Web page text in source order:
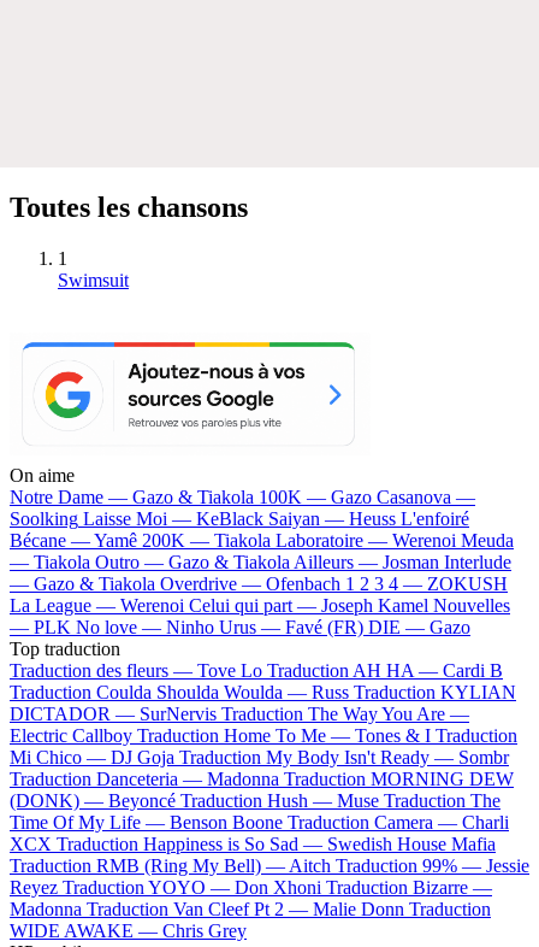
Toutes les chansons
1
Swimsuit
On aime
Notre Dame — Gazo & Tiakola 100K — Gazo Casanova —
Soolking Laisse Moi — KeBlack Saiyan — Heuss L'enfoiré
Bécane —Yamê 200K — Tiakola Laboratoire — Werenoi Meuda
— Tiakola Outro — Gazo & Tiakola Ailleurs — Josman Interlude
— Gazo & Tiakola Overdrive — Ofenbach 1 2 3 4 — ZOKUSH
La League — Werenoi Celui qui part — Joseph Kamel Nouvelles
— PLK No love — Ninho Urus — Favé (FR) DIE — Gazo
Top traduction
Traduction des fleurs — Tove Lo Traduction AH HA — Cardi B
Traduction Coulda Shoulda Woulda — Russ Traduction KYLIAN
DICTADOR — SurNervis Traduction The Way You Are —
Electric Callboy Traduction Home To Me — Tones & I Traduction
Mi Chico — DJ Goja Traduction My Body Isn't Ready — Sombr
Traduction Danceteria — Madonna Traduction MORNING DEW
(DONK) — Beyoncé Traduction Hush — Muse Traduction The
Time Of My Life — Benson Boone Traduction Camera — Charli
XCX Traduction Happiness is So Sad — Swedish House Mafia
Traduction RMB (Ring My Bell) — Aitch Traduction 99% — Jessie
Reyez Traduction YOYO — Don Xhoni Traduction Bizarre —
Madonna Traduction Van Cleef Pt 2 — Malie Donn Traduction
WIDE AWAKE — Chris Grey